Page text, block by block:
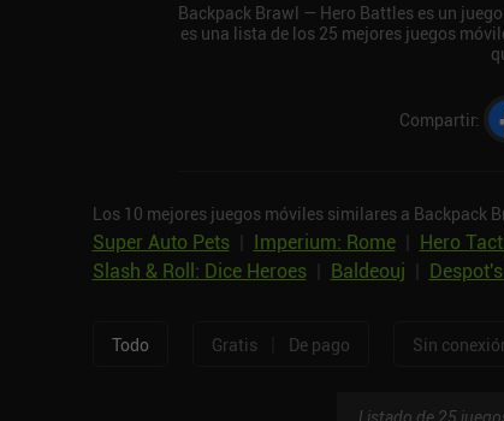
Backpack Brawl — Hero Battles es un
es una lista de los 25 mejores juegos
Compartir:
Los 10 mejores juegos móviles similares a Backpack
Super Auto Pets| Imperium: Rome| Hero
Slash & Roll: Dice Heroes| Baldeouj
Todo Gratis De pago Sin